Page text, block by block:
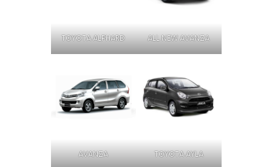
TOYOTA ALPHARD ALL NEW AVANZA
AVANZA TOYOTA AYLA